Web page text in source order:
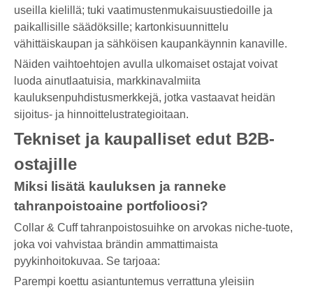
useilla kielillä; tuki vaatimustenmukaisuustiedoille ja
paikallisille säädöksille; kartonkisuunnittelu
vähittäiskaupan ja sähköisen kaupankäynnin kanaville.
Näiden vaihtoehtojen avulla ulkomaiset ostajat voivat
luoda ainutlaatuisia, markkinavalmiita
kauluksenpuhdistusmerkkejä, jotka vastaavat heidän
sijoitus- ja hinnoittelustrategioitaan.
Tekniset ja kaupalliset edut B2B-
ostajille
Miksi lisätä kauluksen ja ranneke
tahranpoistoaine portfolioosi?
Collar & Cuff tahranpoistosuihke on arvokas niche-tuote,
joka voi vahvistaa brändin ammattimaista
pyykinhoitokuvaa. Se tarjoaa:
Parempi koettu asiantuntemus verrattuna yleisiin